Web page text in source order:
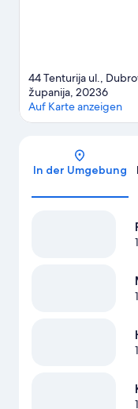
44 Tenturija ul.,
županija, 20236
Auf Karte anzeigen
In der Umgebung